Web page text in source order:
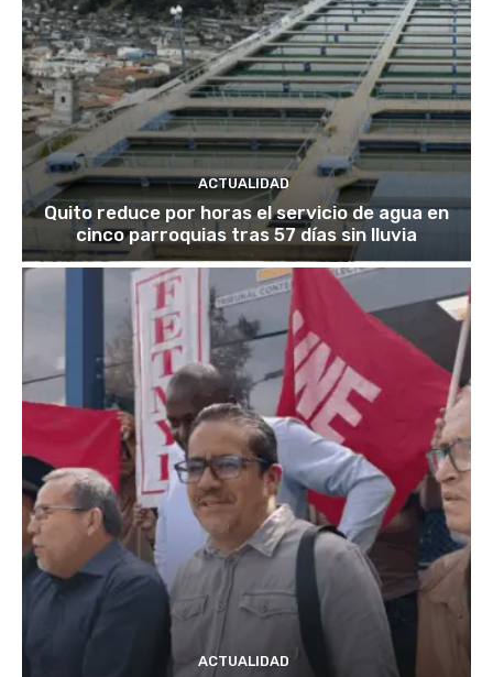
ACTUALIDAD
Quito reduce por horas el servicio de agua en
cinco parroquias tras 57 días sin lluvia
ACTUALIDAD